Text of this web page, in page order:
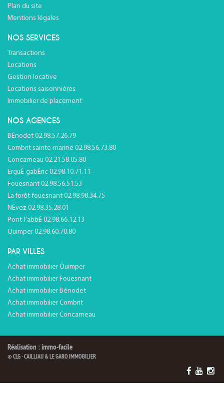
Plan du site
Mentions légales
NOS SERVICES
Transactions
Locations
Gestion locative
Locations saisonnières
Immobilier de placement
NOS AGENCES
BÉnodet 02.98.57.26.79
Combrit sainte-marine 02.98.56.73.80
Concarneau 02.21.58.05.80
ErguÉ-gabÉric 02.98.10.71.11
Fouesnant 02.98.56.51.53
La forêt-fouesnant 02.98.98.34.75
NÉvez 02.98.35.28.01
Pont-l'abbÉ 02.98.66.12.13
Quimper 02.98.60.70.80
PAR VILLES
Achat immobilier Quimper
Achat immobilier Fouesnant
Achat immobilier Bénodet
Achat immobilier Combrit
Achat immobilier Concarneau
Réalisation : immo-facile
© CLG - CAILLIAU & LE GARO IMMOBILIER